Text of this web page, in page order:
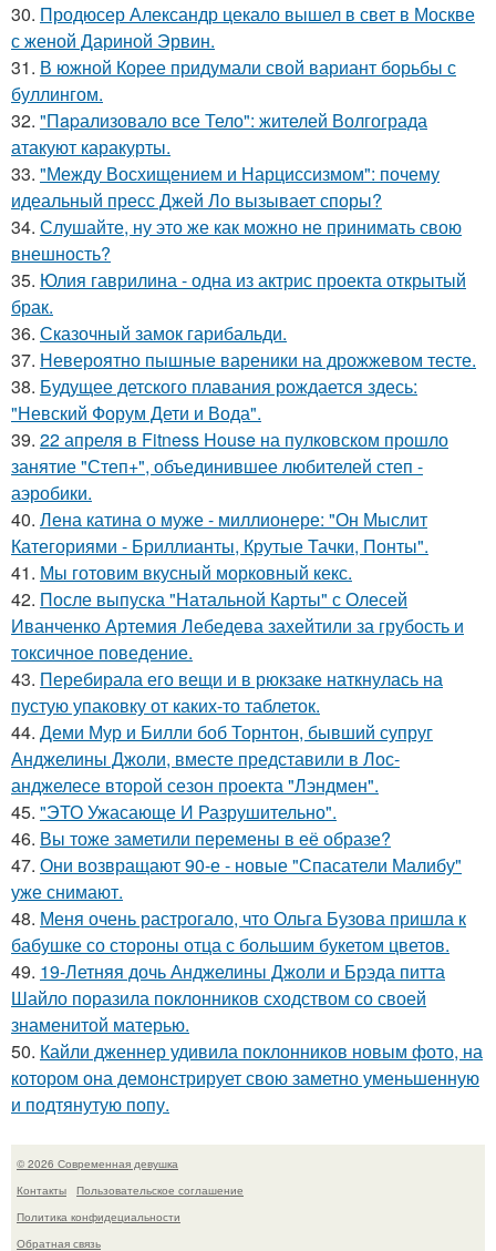
30. Продюсер Александр цекало вышел в свет в Москве
с женой Дариной Эрвин.
31. В южной Корее придумали свой вариант борьбы с
буллингом.
32. "Пapализовало все Тело": жителей Волгограда
атакуют каракурты.
33. "Между Восхищением и Нарциссизмом": почему
идеальный пресс Джей Ло вызывает споры?
34. Слушайте, ну это же как можно не принимать свою
внешность?
35. Юлия гаврилина - одна из актрис проекта открытый
брак.
36. Сказочный замок гарибальди.
37. Невероятно пышные вареники на дрожжевом тесте.
38. Будущее детского плавания рождается здесь:
"Невский Форум Дети и Вода".
39. 22 апреля в Fitness House на пулковском прошло
занятие "Степ+", объединившее любителей степ -
аэробики.
40. Лена катина о муже - миллионере: "Он Мыслит
Категориями - Бриллианты, Крутые Тачки, Понты".
41. Мы готовим вкусный морковный кекс.
42. После выпуска "Натальной Карты" с Олесей
Иванченко Артемия Лебедева захейтили за грубость и
токсичное поведение.
43. Перебирала его вещи и в рюкзаке наткнулась на
пустую упаковку от каких-то таблеток.
44. Деми Мур и Билли боб Торнтон, бывший супруг
Анджелины Джоли, вместе представили в Лос-
анджелесе второй сезон проекта "Лэндмен".
45. "ЭТО Ужасающе И Разрушительно".
46. Вы тоже заметили перемены в её образе?
47. Они возвращают 90-е - новые "Спасатели Малибу"
уже снимают.
48. Меня очень растрогало, что Ольга Бузова пришла к
бабушке со стороны отца с большим букетом цветов.
49. 19-Летняя дочь Анджелины Джоли и Брэда питта
Шайло поразила поклонников сходством со своей
знаменитой матерью.
50. Кайли дженнер удивила поклонников новым фото, на
котором она демонстрирует свою заметно уменьшенную
и подтянутую попу.
© 2026 Современная девушка
Контакты
Пользовательское соглашение
Политика конфидециальности
Обратная связь